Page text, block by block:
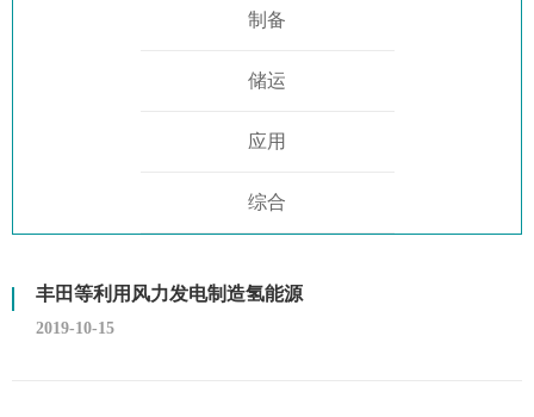
制备
储运
应用
综合
丰田等利用风力发电制造氢能源
2019-10-15